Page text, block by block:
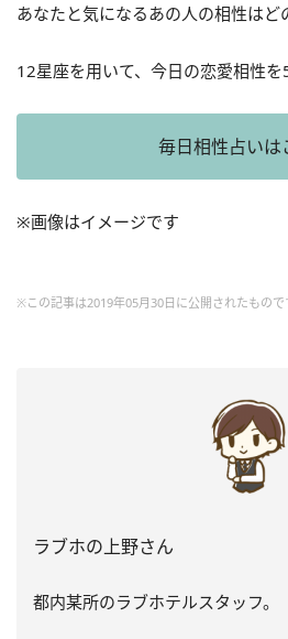
あなたと気になるあの人の相性はど
12星座を用いて、今日の恋愛相性を
毎日相性占いは
※画像はイメージです
※この記事は2019年05月30日に公開されたもので
ラブホの上野さん
都内某所のラブホテルスタッフ。